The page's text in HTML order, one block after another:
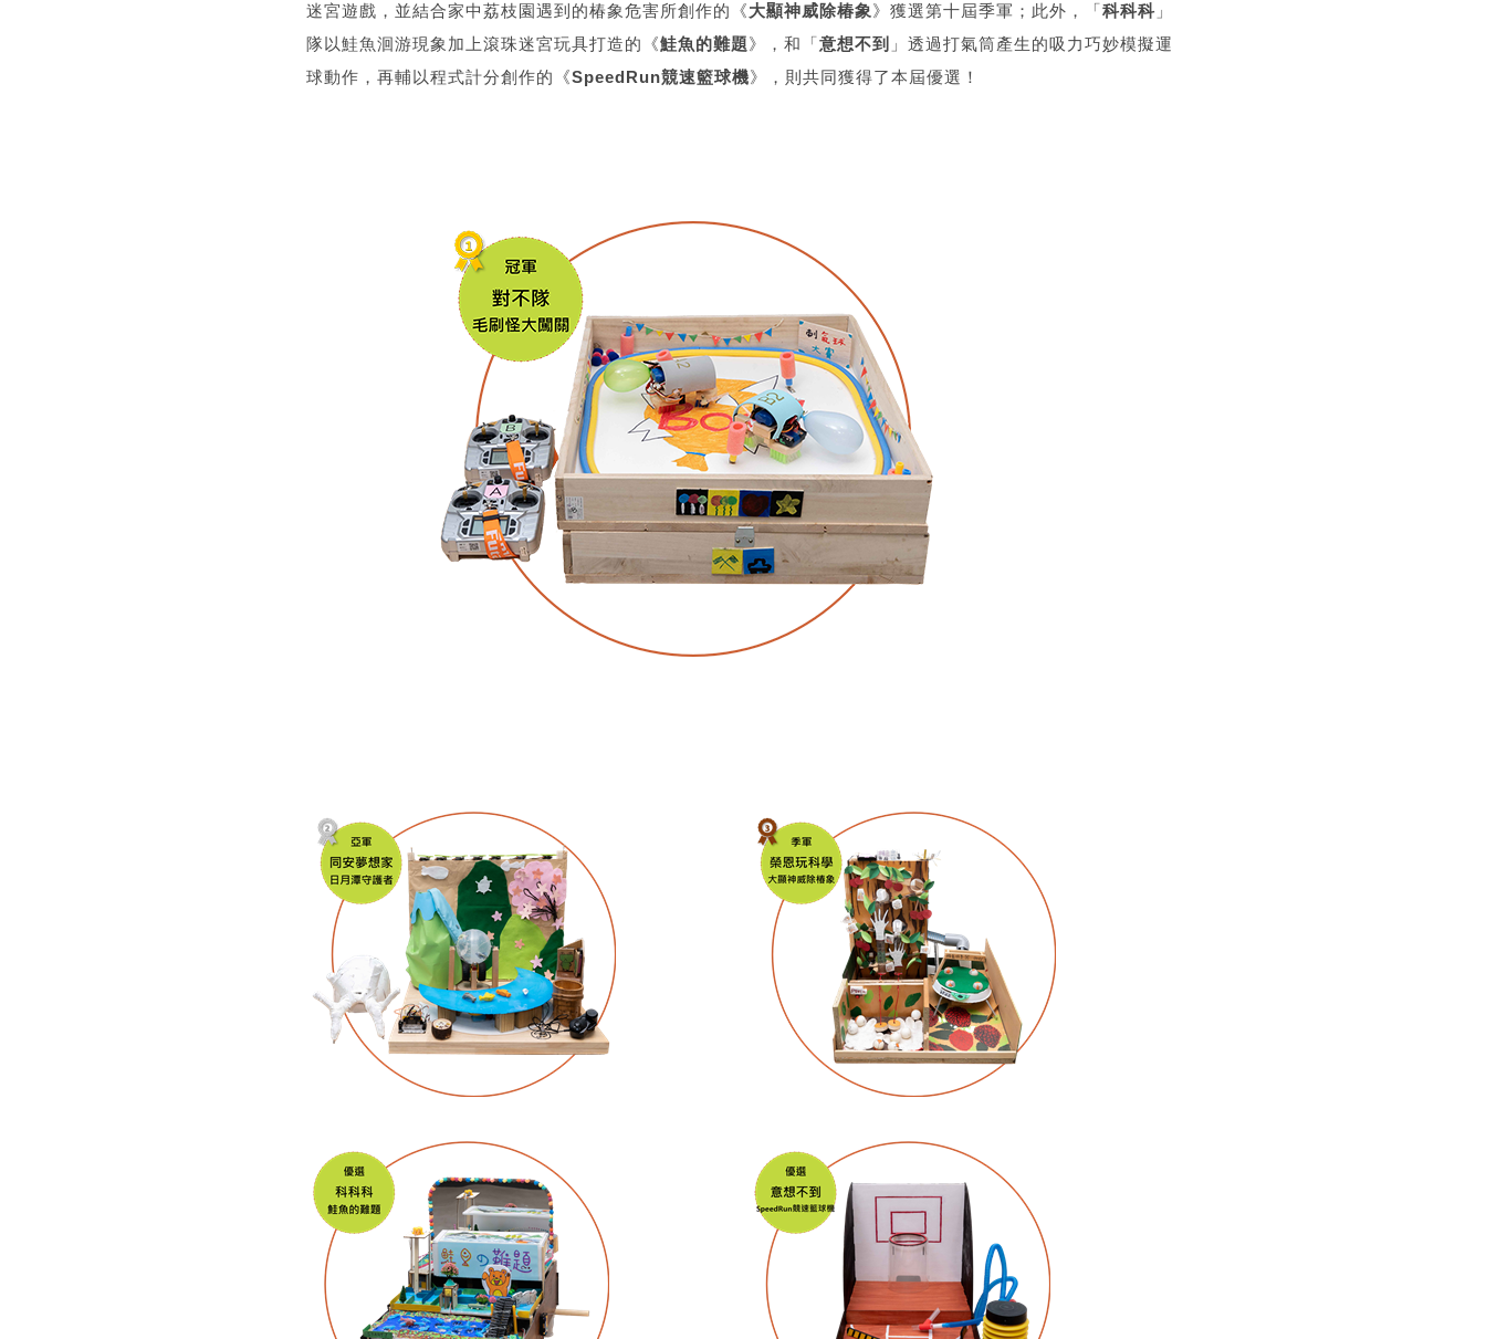
迷宮遊戲，並結合家中荔枝園遇到的椿象危害所創作的《大顯神威除椿象》獲選第十屆季軍；此外，「 科科科 」
隊以鮭魚洄游現象加上滾珠迷宮玩具打造的《鮭魚的難題》，和「 意想不到 」透過打氣筒產生的吸力巧妙模擬運
球動作，再輔以程式計分創作的《SpeedRun競速籃球機》，則共同獲得了本屆優選！